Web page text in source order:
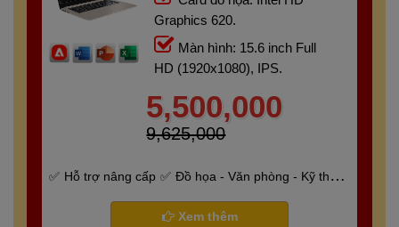
Graphics 620.
Màn hình: 15.6 inch Full
HD (1920x1080), IPS.
5,500,000
9,625,000
Hỗ trợ nâng cấp
Đồ họa - Văn phòng - Kỹ thuật
Bảo hành 6 tháng
Xem thêm